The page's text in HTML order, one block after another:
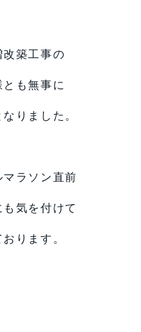
改築工事の
も無事に
りました。
ラソン直前
気を付けて
ります。